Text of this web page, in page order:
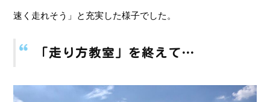
速く走れそう」と充実した様子でした。
「走り方教室」を終えて…